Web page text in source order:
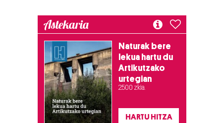
Astekaria
Naturak bere
lekua hartu du
Artikutzako
urtegian
2.500 zkia.
HARTU HITZA